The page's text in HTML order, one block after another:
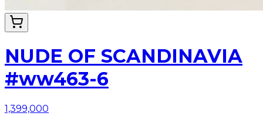
NUDE OF SCANDINAVIA
#ww463-6
1,399,000